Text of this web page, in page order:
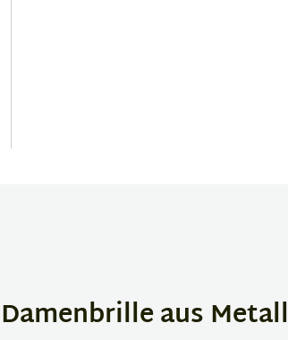
aus Metall